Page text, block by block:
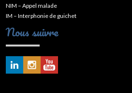
NIM – Appel malade
IM – Interphonie de guichet
Nous suivre